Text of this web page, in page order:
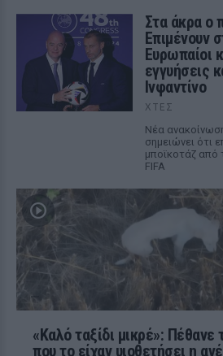
Στα άκρα ο
Επιμένουν
Ευρωπαίοι
εγγυήσεις
Ινφαντίνο
ΧΤΕΣ
Νέα
σημειώνει ότι
μποϊκοτάζ από
FIFA
«Καλό ταξίδι μικρέ»: Πέθανε
που το είχαν υιοθετήσει η